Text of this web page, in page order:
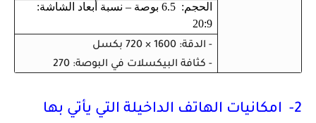
الحجم: 6.5 بوصة – نسبة أبعاد الشاشة:
20:9
- الدقة: 1600 × 720 بكسل
- كثافة البيكسلات في البوصة: 270
2- امكانيات الهاتف الداخيلة التي يأتي بها